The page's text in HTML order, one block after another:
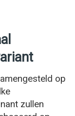
op
zullen